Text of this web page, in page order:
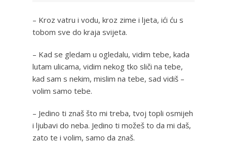
– Kroz vatru i vodu, kroz zime i ljeta, ići ću s
tobom sve do kraja svijeta.
– Kad se gledam u ogledalu, vidim tebe, kada
lutam ulicama, vidim nekog tko sliči na tebe,
kad sam s nekim, mislim na tebe, sad vidiš –
volim samo tebe.
– Jedino ti znaš što mi treba, tvoj topli osmijeh
i ljubavi do neba. Jedino ti možeš to da mi daš,
zato te i volim, samo da znaš.